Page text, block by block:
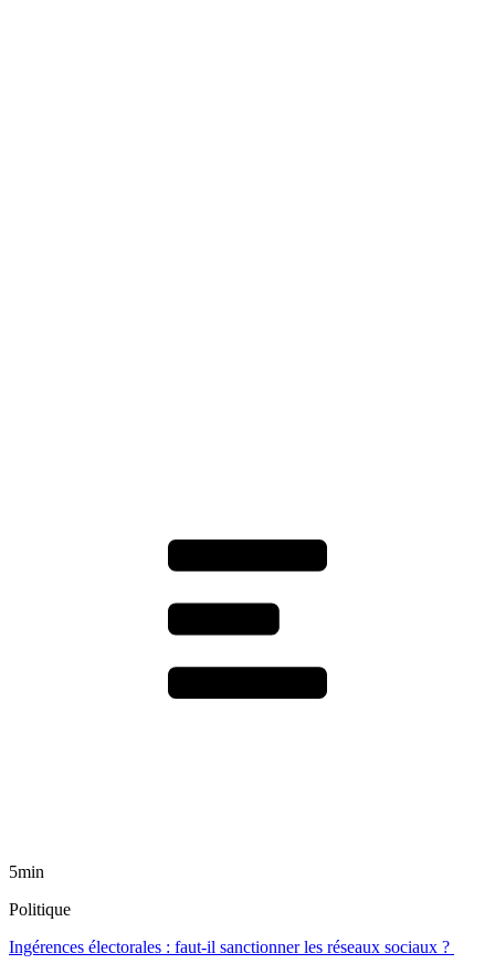
5min
Politique
Ingérences électorales : faut-il sanctionner les réseaux sociaux ?